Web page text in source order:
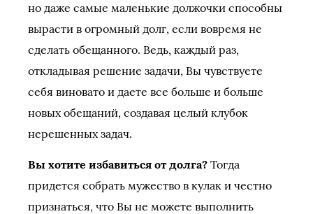
но даже самые маленькие должочки способны
вырасти в огромный долг, если вовремя не
сделать обещанного. Ведь, каждый раз,
откладывая решение задачи, Вы чувствуете
себя виновато и даете все больше и больше
новых обещаний, создавая целый клубок
нерешенных задач.
Вы хотите избавиться от долга? Тогда
придется собрать мужество в кулак и честно
признаться, что Вы не можете выполнить